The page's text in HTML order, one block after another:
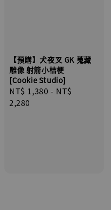
【預購】犬夜叉 GK 蒐藏
雕像 射箭小桔梗
[Cookie Studio]
Regular
price
NT$ 1,380 - NT$
2,280